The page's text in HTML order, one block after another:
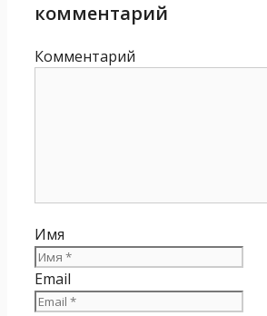
комментарий
Комментарий
Имя
Email